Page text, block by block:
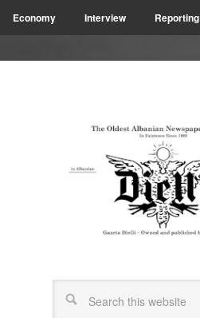
Economy Interview Reporting